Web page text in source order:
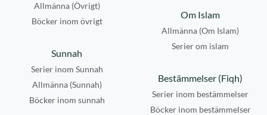
Allmänna (Övrigt)
Böcker inom övrigt
Om Islam
Allmänna (Om Islam)
Serier om islam
Sunnah
Serier inom Sunnah
Allmänna (Sunnah)
Böcker inom sunnah
Bestämmelser (Fiqh)
Serier inom bestämmelser
Böcker inom bestämmelser